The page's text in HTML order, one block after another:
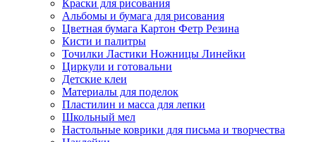
Краски для рисования
Альбомы и бумага для рисования
Цветная бумага Картон Фетр Резина
Кисти и палитры
Точилки Ластики Ножницы Линейки
Циркули и готовальни
Детские клеи
Материалы для поделок
Пластилин и масса для лепки
Школьный мел
Настольные коврики для письма и творчества